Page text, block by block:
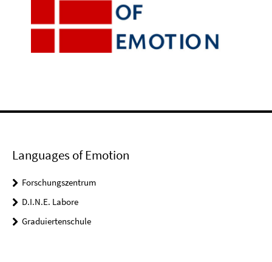
Languages of Emotion
Forschungszentrum
D.I.N.E. Labore
Graduiertenschule